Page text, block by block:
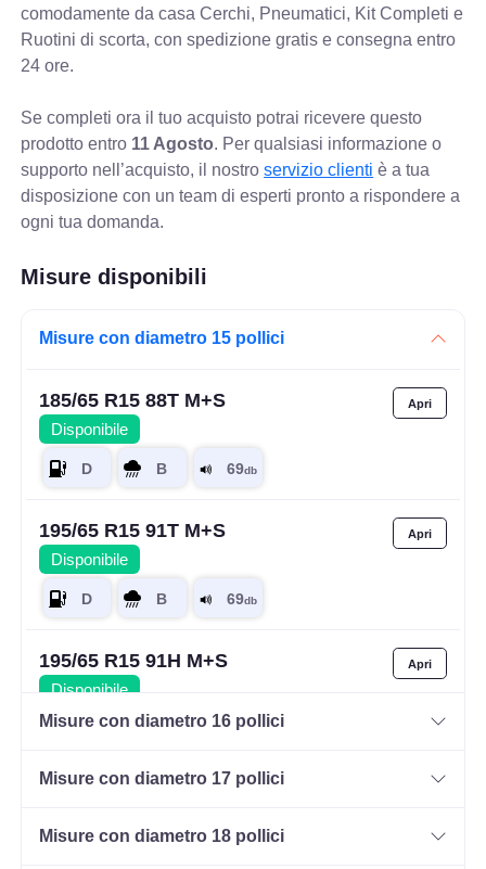
comodamente da casa Cerchi, Pneumatici, Kit Completi e
Ruotini di scorta, con spedizione gratis e consegna entro
24 ore.
Se completi ora il tuo acquisto potrai ricevere questo
prodotto entro 11 Agosto. Per qualsiasi informazione o
supporto nell’acquisto, il nostroservizio clienti è a tua
disposizione con un team di esperti pronto a rispondere a
ogni tua domanda.
Misure disponibili
Misure con diametro 15 pollici
185/65 R15 88T M+S
Disponibile
195/65 R15 91T M+S
Disponibile
195/65 R15 91H M+S
Disponibile
185/60 R15 84T M+S
Misure con diametro 16 pollici
Misure con diametro 17 pollici
Misure con diametro 18 pollici